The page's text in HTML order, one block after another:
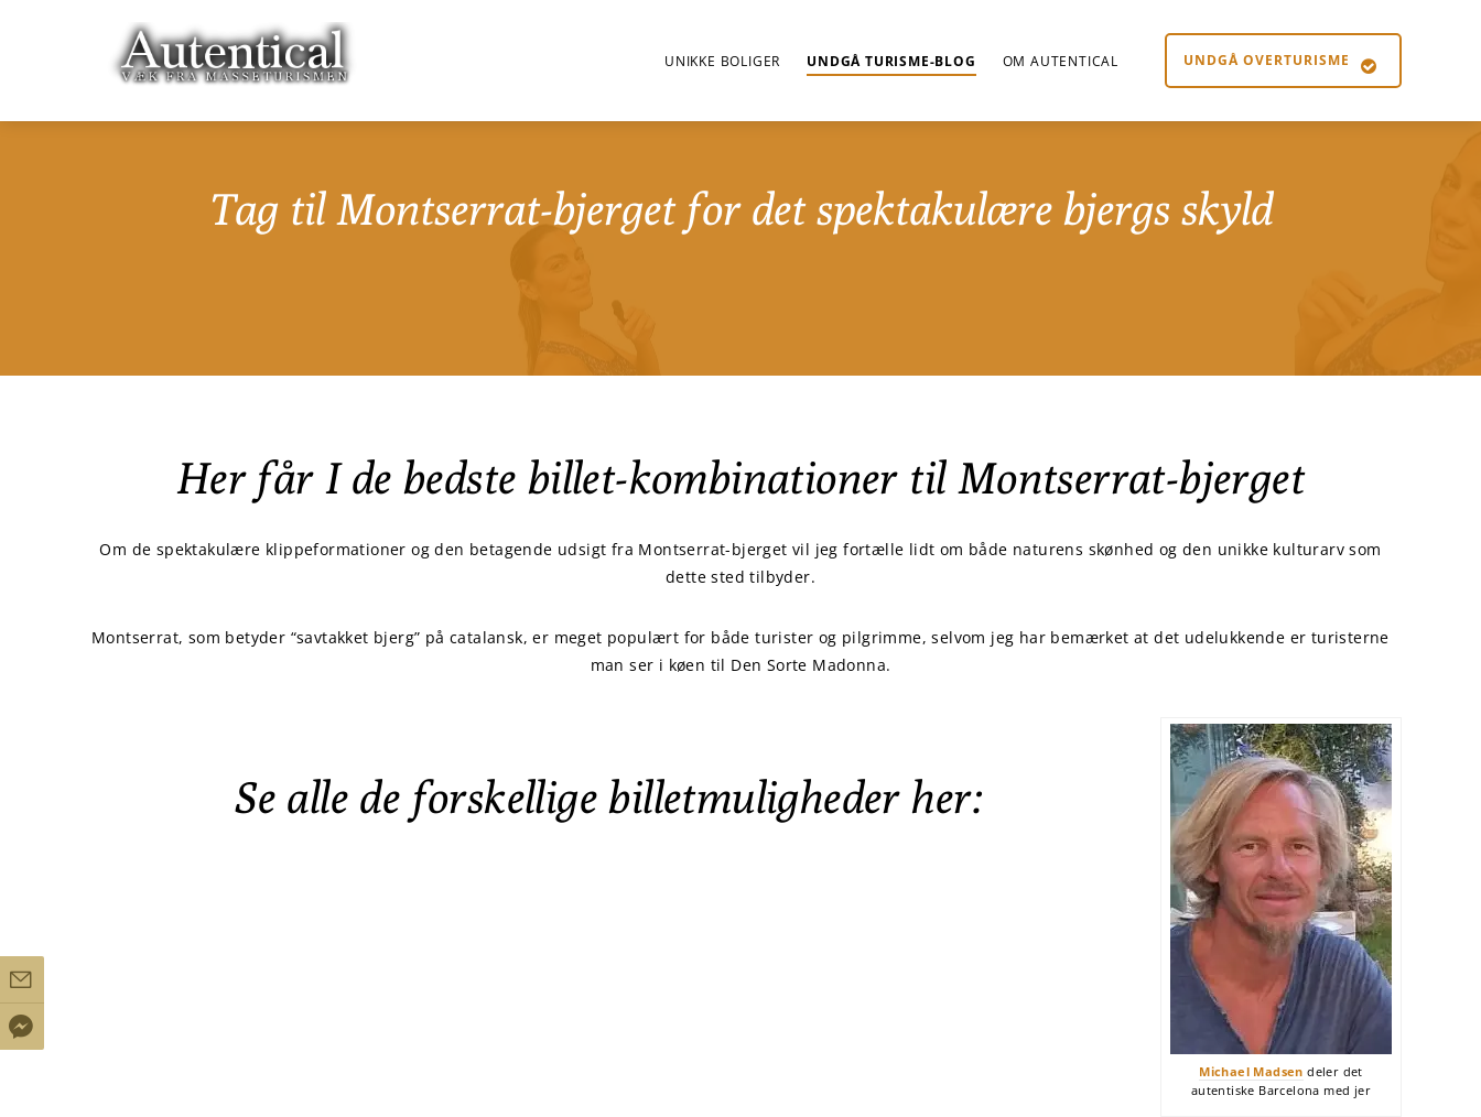
UNDGÅ OVERTURISME
UNIKKE BOLIGER UNDGÅ TURISME-BLOG OM AUTENTICAL
Tag til Montserrat-bjerget for det spektakulære bjergs skyld
Her får I de bedste billet-kombinationer til Montserrat-bjerget
Om de spektakulære klippeformationer og den betagende udsigt fra Montserrat-bjerget vil jeg fortælle lidt om både naturens skønhed og den unikke kulturarv som
dette sted tilbyder.
Montserrat, som betyder “savtakket bjerg” på catalansk, er meget populært for både turister og pilgrimme, selvom jeg har bemærket at det udelukkende er turisterne
man ser i køen til Den Sorte Madonna.
Michael Madsen deler det
autentiske Barcelona med jer
Se alle de forskellige billetmuligheder her: